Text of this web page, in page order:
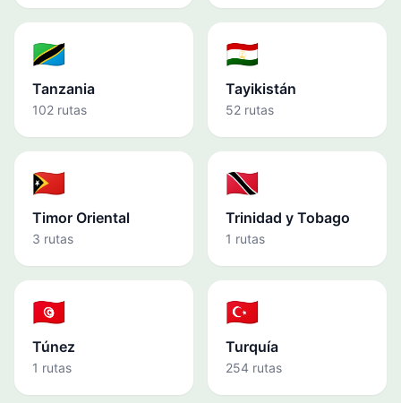
🇹🇿
Tanzania
102 rutas
🇹🇯
Tayikistán
52 rutas
🇹🇱
Timor Oriental
3 rutas
🇹🇹
Trinidad y Tobago
1 rutas
🇹🇳
Túnez
1 rutas
🇹🇷
Turquía
254 rutas